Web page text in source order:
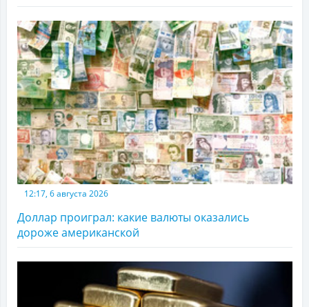
12:17, 6 августа 2026
Доллар проиграл: какие валюты оказались
дороже американской